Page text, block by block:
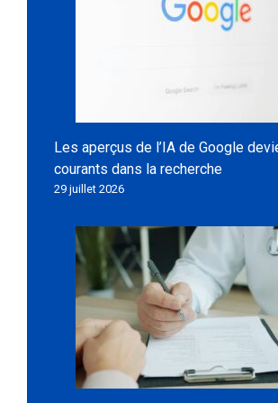
Les aperçus de l’IA de Google
courants dans la recherche
29 juillet 2026